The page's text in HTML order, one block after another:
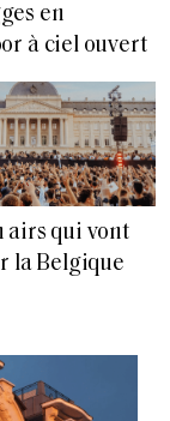
en
à ciel ouvert
airs qui vont
la Belgique